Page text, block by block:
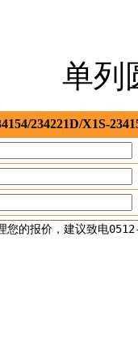
单列
234221D/X1S-